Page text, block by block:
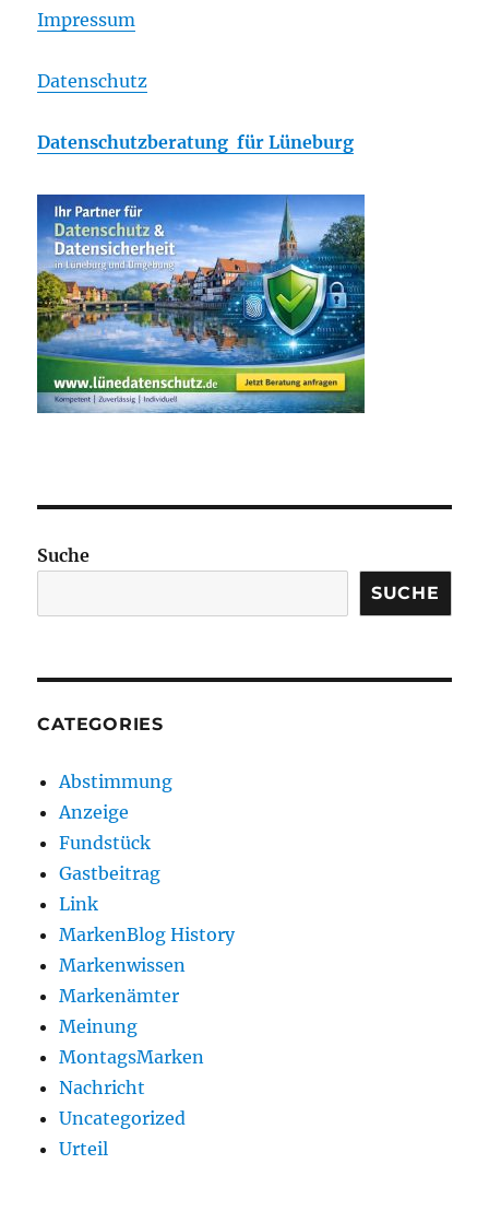
Impressum
Datenschutz
Datenschutzberatung für Lüneburg
Suche
SUCHE
CATEGORIES
Abstimmung
Anzeige
Fundstück
Gastbeitrag
Link
MarkenBlog History
Markenwissen
Markenämter
Meinung
MontagsMarken
Nachricht
Uncategorized
Urteil